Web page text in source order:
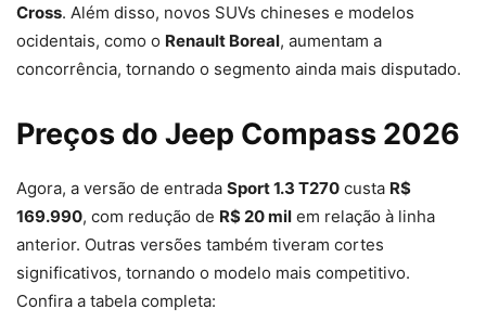
Cross. Além disso, novos SUVs chineses e modelos
ocidentais, como o Renault Boreal, aumentam a
concorrência, tornando o segmento ainda mais disputado.
Preços do Jeep Compass 2026
Agora, a versão de entrada Sport 1.3 T270 custa R$
169.990, com redução de R$ 20 mil em relação à linha
anterior. Outras versões também tiveram cortes
significativos, tornando o modelo mais competitivo.
Confira a tabela completa: